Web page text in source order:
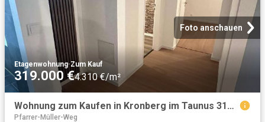
Foto anschauen
Etagenwohnung·Zum Kauf
319.000 €4.310 €/m²
Wohnung zum Kaufen in Kronberg im Taunus 319.000,00 EUR 74.1 m²
Pfarrer-Müller-Weg